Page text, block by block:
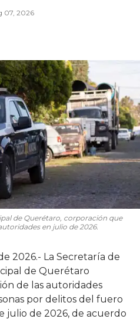
07, 2026
de Querétaro, corporación que
en julio de 2026.
2026.- La Secretaría de
de Querétaro
de las autoridades
por delitos del fuero
julio de 2026, de acuerdo